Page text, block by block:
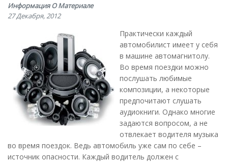
Информация О Материале
27 Декабря, 2012
Практически каждый
автомобилист имеет у себя
в машине автомагнитолу.
Во время поездки можно
послушать любимые
композиции, а некоторые
предпочитают слушать
аудиокниги. Однако многие
задаются вопросом, а не
отвлекает водителя музыка
во время поездок. Ведь автомобиль уже сам по себе –
источник опасности. Каждый водитель должен с